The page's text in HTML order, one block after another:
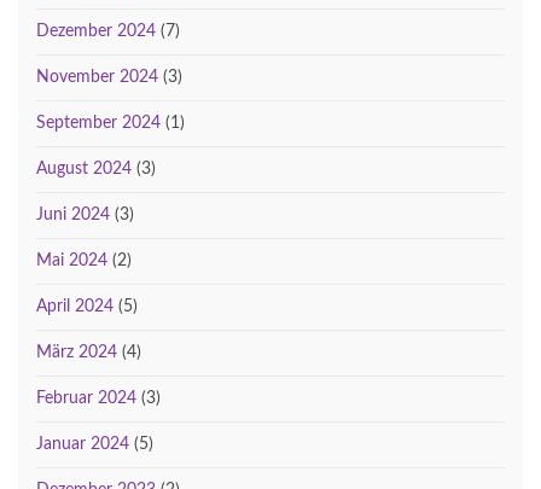
Dezember 2024 (7)
November 2024 (3)
September 2024 (1)
August 2024 (3)
Juni 2024 (3)
Mai 2024 (2)
April 2024 (5)
März 2024 (4)
Februar 2024 (3)
Januar 2024 (5)